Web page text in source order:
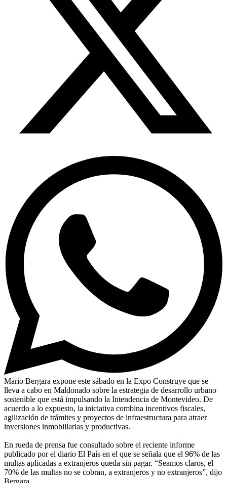
Mario Bergara expone este sábado en la Expo Construye que se
lleva a cabo en Maldonado sobre la estrategia de desarrollo urbano
sostenible que está impulsando la Intendencia de Montevideo. De
acuerdo a lo expuesto, la iniciativa combina incentivos fiscales,
agilización de trámites y proyectos de infraestructura para atraer
inversiones inmobiliarias y productivas.
En rueda de prensa fue consultado sobre el reciente informe
publicado por el diario El País en el que se señala que el 96% de las
multas aplicadas a extranjeros queda sin pagar. “Seamos claros, el
70% de las multas no se cobran, a extranjeros y no extranjeros”, dijo
Bergara.